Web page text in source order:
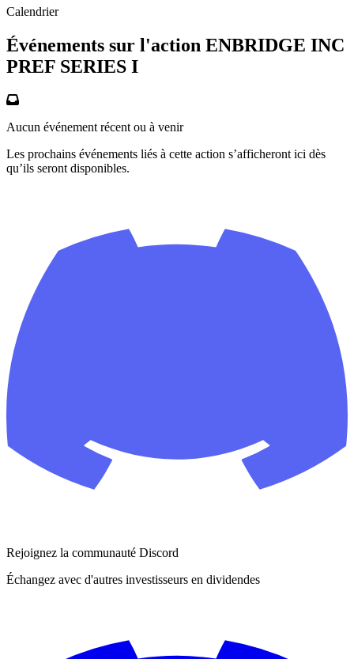
Calendrier
Événements sur l'action ENBRIDGE INC
PREF SERIES I
Aucun événement récent ou à venir
Les prochains événements liés à cette action s’afficheront ici dès
qu’ils seront disponibles.
Rejoignez la communauté Discord
Échangez avec d'autres investisseurs en dividendes